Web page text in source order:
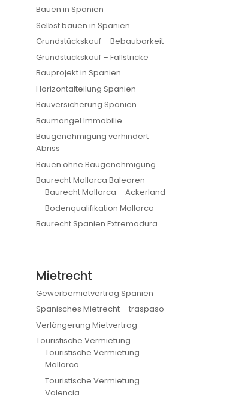
Bauen in Spanien
Selbst bauen in Spanien
Grundstückskauf – Bebaubarkeit
Grundstückskauf – Fallstricke
Bauprojekt in Spanien
Horizontalteilung Spanien
Bauversicherung Spanien
Baumangel Immobilie
Baugenehmigung verhindert
Abriss
Bauen ohne Baugenehmigung
Baurecht Mallorca Balearen
Baurecht Mallorca – Ackerland
Bodenqualifikation Mallorca
Baurecht Spanien Extremadura
Mietrecht
Gewerbemietvertrag Spanien
Spanisches Mietrecht – traspaso
Verlängerung Mietvertrag
Touristische Vermietung
Touristische Vermietung
Mallorca
Touristische Vermietung
Valencia